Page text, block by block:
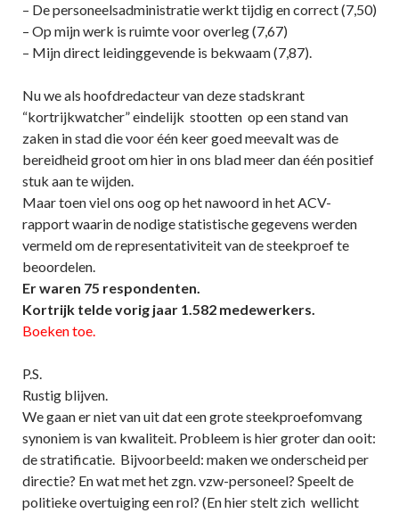
– De personeelsadministratie werkt tijdig en correct (7,50)
– Op mijn werk is ruimte voor overleg (7,67)
– Mijn direct leidinggevende is bekwaam (7,87).
Nu we als hoofdredacteur van deze stadskrant
“kortrijkwatcher” eindelijk stootten op een stand van
zaken in stad die voor één keer goed meevalt was de
bereidheid groot om hier in ons blad meer dan één positief
stuk aan te wijden.
Maar toen viel ons oog op het nawoord in het ACV-
rapport waarin de nodige statistische gegevens werden
vermeld om de representativiteit van de steekproef te
beoordelen.
Er waren 75 respondenten.
Kortrijk telde vorig jaar 1.582 medewerkers.
Boeken toe.
P.S.
Rustig blijven.
We gaan er niet van uit dat een grote steekproefomvang
synoniem is van kwaliteit. Probleem is hier groter dan ooit:
de stratificatie. Bijvoorbeeld: maken we onderscheid per
directie? En wat met het zgn. vzw-personeel? Speelt de
politieke overtuiging een rol? (En hier stelt zich wellicht